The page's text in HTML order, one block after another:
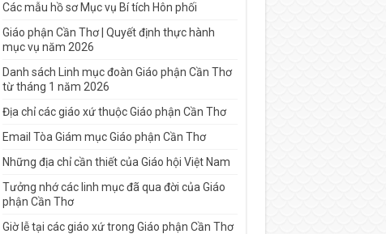
Các mẫu hồ sơ Mục vụ Bí tích Hôn phối
Giáo phận Cần Thơ | Quyết định thực hành
mục vụ năm 2026
Danh sách Linh mục đoàn Giáo phận Cần Thơ
từ tháng 1 năm 2026
Địa chỉ các giáo xứ thuộc Giáo phận Cần Thơ
Email Tòa Giám mục Giáo phận Cần Thơ
Những địa chỉ cần thiết của Giáo hội Việt Nam
Tưởng nhớ các linh mục đã qua đời của Giáo
phận Cần Thơ
Giờ lễ tại các giáo xứ trong Giáo phận Cần Thơ